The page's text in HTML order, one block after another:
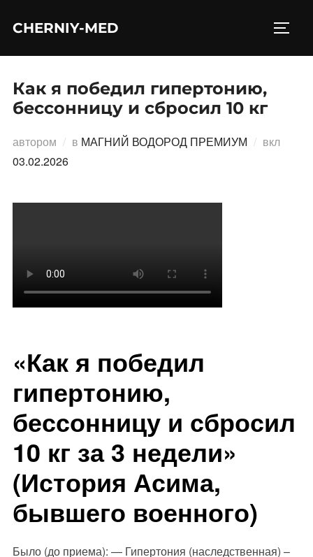
CHERNIY-MED
Как я победил гипертонию,
бессонницу и сбросил 10 кг
автором в МАГНИЙ ВОДОРОД ПРЕМИУМ вкл
03.02.2026
«Как я победил
гипертонию,
бессонницу и сбросил
10 кг за 3 недели»
(История Асима,
бывшего военного)
Было (до приема): — Гипертония (наследственная) –